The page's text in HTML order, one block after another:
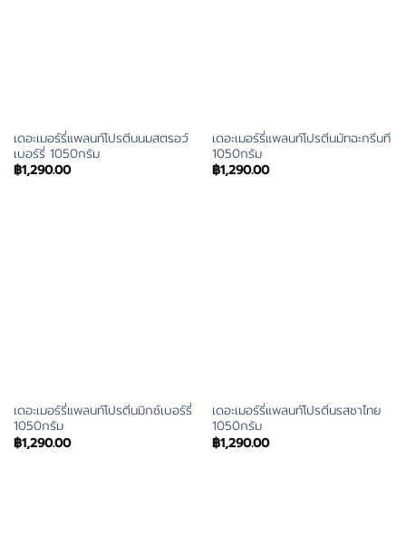
เดอะเมอร์รี่แพลนท์โปรตีนนมสตรอว์
เบอร์รี่ 1050กรัม
฿1,290.00
เดอะเมอร์รี่แพลนท์โปรตีนมัทฉะกรีนที
1050กรัม
฿1,290.00
เดอะเมอร์รี่แพลนท์โปรตีนมิกซ์เบอร์รี่
1050กรัม
฿1,290.00
เดอะเมอร์รี่แพลนท์โปรตีนรสชาไทย
1050กรัม
฿1,290.00